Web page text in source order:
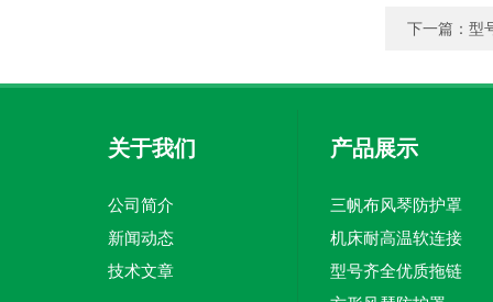
下一篇： 型
关于我们
公司简介
新闻动态
技术文章
产品展示
三帆布风琴防护罩
机床耐高温软连接
型号齐全优质拖链